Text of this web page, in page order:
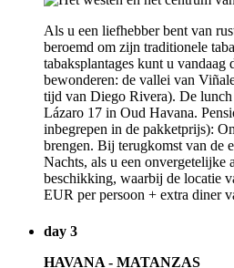
Als u een liefhebber bent van
beroemd om zijn traditionele
tabaksplantages kunt u vandaag
bewonderen: de vallei van
tijd van Diego Rivera). De lunch
Lázaro 17 in Oud Havana.
inbegrepen in de pakketprijs):
brengen. Bij terugkomst van de
Nachts, als u een onvergetelijke
beschikking, waarbij de locatie
EUR per persoon + extra diner
day 3
HAVANA - MATANZAS